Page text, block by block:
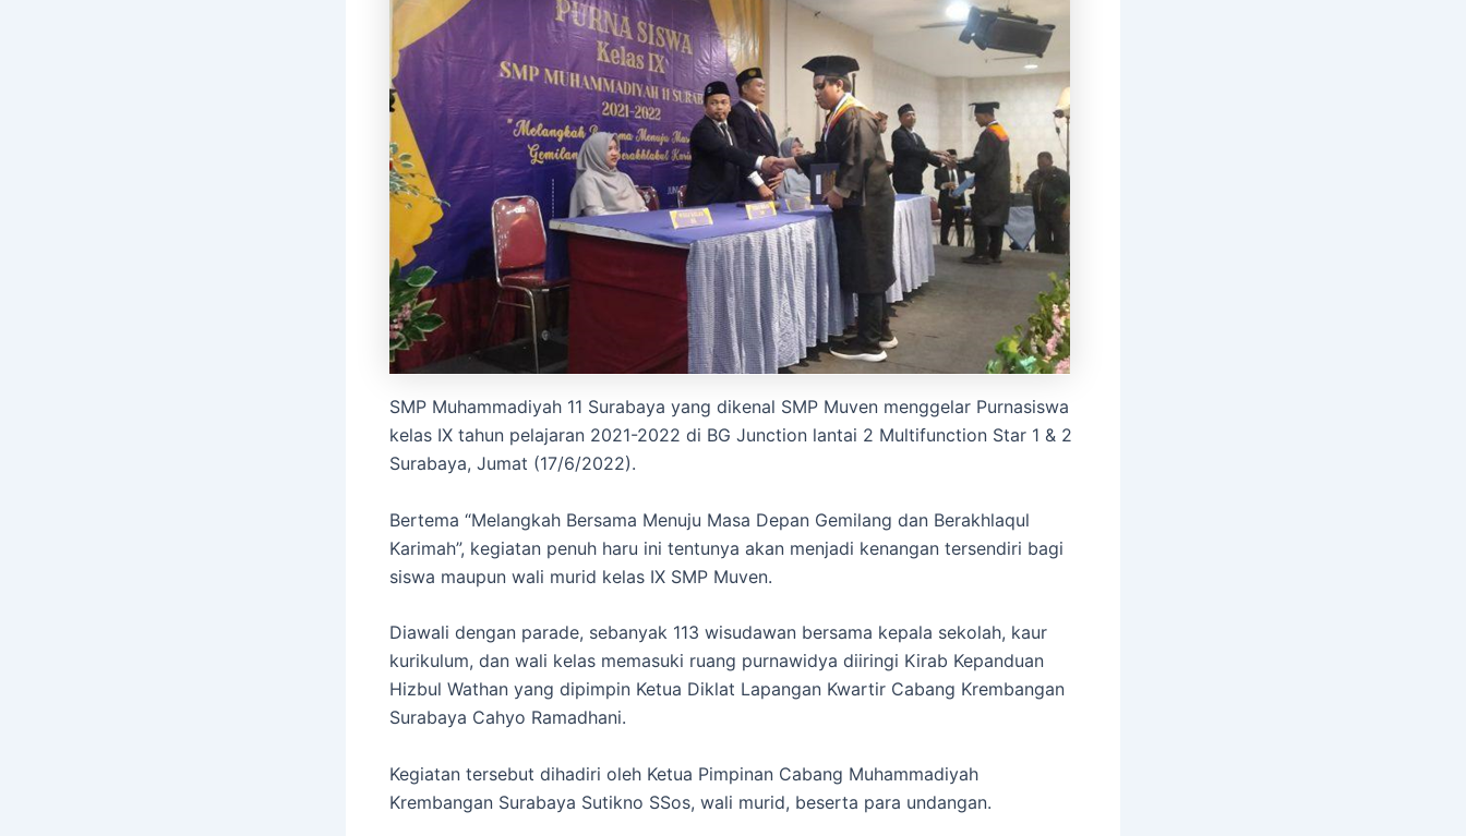
SMP Muhammadiyah 11 Surabaya yang dikenal SMP Muven menggelar Purnasiswa
kelas IX tahun pelajaran 2021-2022 di BG Junction lantai 2 Multifunction Star 1 & 2
Surabaya, Jumat (17/6/2022).
Bertema “Melangkah Bersama Menuju Masa Depan Gemilang dan Berakhlaqul
Karimah”, kegiatan penuh haru ini tentunya akan menjadi kenangan tersendiri bagi
siswa maupun wali murid kelas IX SMP Muven.
Diawali dengan parade, sebanyak 113 wisudawan bersama kepala sekolah, kaur
kurikulum, dan wali kelas memasuki ruang purnawidya diiringi Kirab Kepanduan
Hizbul Wathan yang dipimpin Ketua Diklat Lapangan Kwartir Cabang Krembangan
Surabaya Cahyo Ramadhani.
Kegiatan tersebut dihadiri oleh Ketua Pimpinan Cabang Muhammadiyah
Krembangan Surabaya Sutikno SSos, wali murid, beserta para undangan.